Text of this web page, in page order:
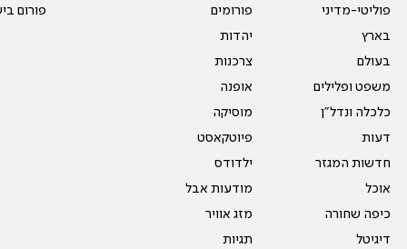
פוליטי-מדיני
בארץ
בעולם
משפט ופלילים
כלכלה ונדל"ן
דעות
חדשות המגזר
אוכל
כיפה שחורה
דיגיטל
פורומים
יהדות
צרכנות
אופנה
מוסיקה
פיוטקאסט
ילדודס
מודעות אבל
מזג אוויר
תגיות
פורום